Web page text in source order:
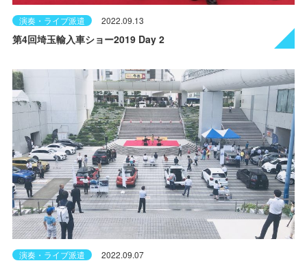
演奏・ライブ派遣 2022.09.13
第4回埼玉輸入車ショー2019 Day 2
演奏・ライブ派遣 2022.09.07